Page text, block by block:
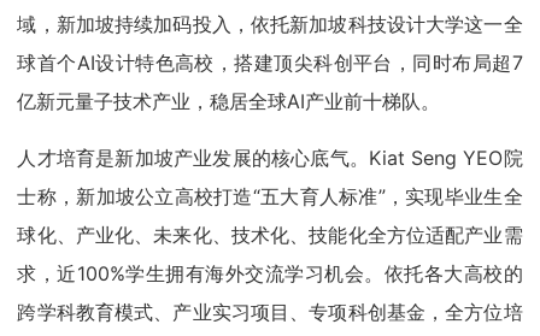
域，新加坡持续加码投入，依托新加坡科技设计大学这一全
球首个AI设计特色高校，搭建顶尖科创平台，同时布局超7
亿新元量子技术产业，稳居全球AI产业前十梯队。
人才培育是新加坡产业发展的核心底气。Kiat Seng YEO院
士称，新加坡公立高校打造“五大育人标准”，实现毕业生全
球化、产业化、未来化、技术化、技能化全方位适配产业需
求，近100%学生拥有海外交流学习机会。依托各大高校的
跨学科教育模式、产业实习项目、专项科创基金，全方位培